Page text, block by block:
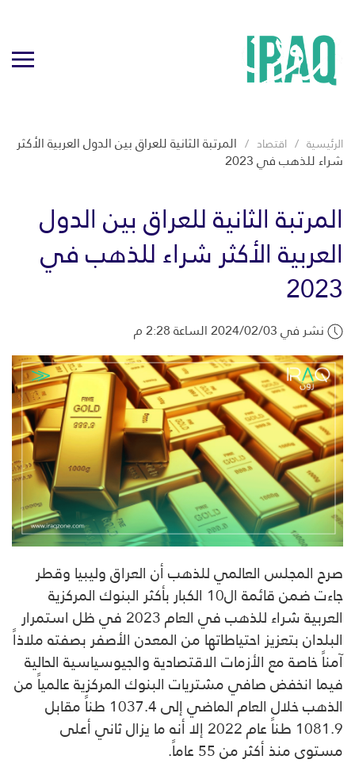
الرئيسية اقتصاد المرتبة الثانية للعراق بين الدول العربية الأكثر
شراء للذهب في 2023
المرتبة الثانية للعراق بين الدول
العربية الأكثر شراء للذهب في
2023
نشر في 2024/02/03 الساعة 2:28 م
صرح المجلس العالمي للذهب أن العراق وليبيا وقطر
جاءت ضمن قائمة ال10 الكبار بأكثر البنوك المركزية
العربية شراء للذهب في العام 2023 في ظل استمرار
البلدان بتعزيز احتياطاتها من المعدن الأصفر بصفته ملاذاً
آمناً خاصة مع الأزمات الاقتصادية والجيوسياسية الحالية
فيما انخفض صافي مشتريات البنوك المركزية عالمياً من
الذهب خلال العام الماضي إلى 1037.4 طناً مقابل
1081.9 طناً عام 2022 إلا أنه ما يزال ثاني أعلى
مستوى منذ أكثر من 55 عاماً.